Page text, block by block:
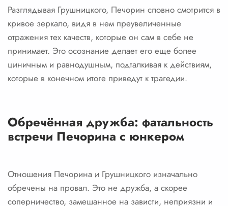
Разглядывая Грушницкого, Печорин словно смотрится в
кривое зеркало, видя в нем преувеличенные
отражения тех качеств, которые он сам в себе не
принимает. Это осознание делает его еще более
циничным и равнодушным, подталкивая к действиям,
которые в конечном итоге приведут к трагедии.
Обречённая дружба: фатальность
встречи Печорина с юнкером
Отношения Печорина и Грушницкого изначально
обречены на провал. Это не дружба, а скорее
соперничество, замешанное на зависти, неприязни и